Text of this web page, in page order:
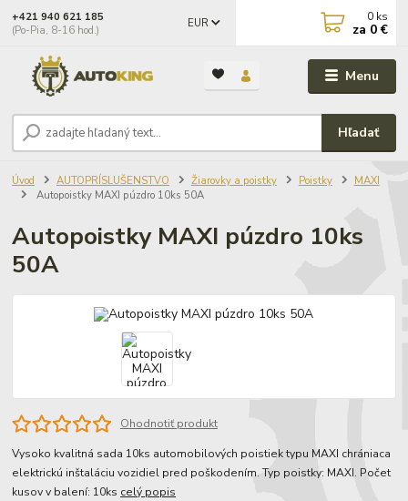
Menu
EUR
Hľadať
+421 940 621 185
(Po-Pia, 8-16 hod.)
0 ks
za 0 €
Úvod AUTOPRÍSLUŠENSTVO Žiarovky a poistky Poistky
MAXI
Autopoistky MAXI púzdro 10ks 50A
Autopoistky MAXI púzdro 10ks
50A
Ohodnotiť produkt
Vysoko kvalitná sada 10ks automobilových poistiek typu MAXI chrániaca
elektrickú inštaláciu vozidiel pred poškodením. Typ poistky: MAXI. Počet
kusov v balení: 10ks celý popis